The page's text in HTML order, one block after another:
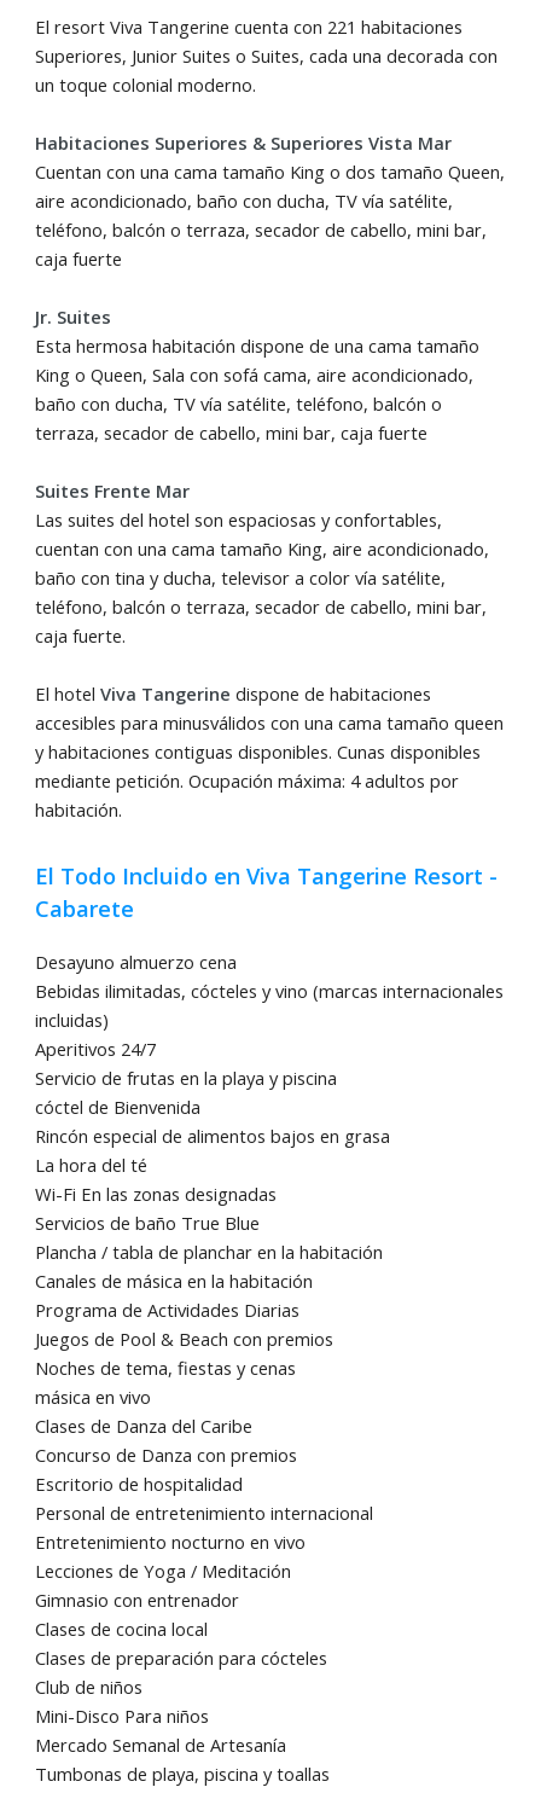
El resort Viva Tangerine cuenta con 221 habitaciones
Superiores, Junior Suites o Suites, cada una decorada con
un toque colonial moderno.
Habitaciones Superiores & Superiores Vista Mar
Cuentan con una cama tamaño King o dos tamaño Queen,
aire acondicionado, baño con ducha, TV vía satélite,
teléfono, balcón o terraza, secador de cabello, mini bar,
caja fuerte
Jr. Suites
Esta hermosa habitación dispone de una cama tamaño
King o Queen, Sala con sofá cama, aire acondicionado,
baño con ducha, TV vía satélite, teléfono, balcón o
terraza, secador de cabello, mini bar, caja fuerte
Suites Frente Mar
Las suites del hotel son espaciosas y confortables,
cuentan con una cama tamaño King, aire acondicionado,
baño con tina y ducha, televisor a color vía satélite,
teléfono, balcón o terraza, secador de cabello, mini bar,
caja fuerte.
El hotelViva Tangerine dispone de habitaciones
accesibles para minusválidos con una cama tamaño queen
y habitaciones contiguas disponibles. Cunas disponibles
mediante petición. Ocupación máxima: 4 adultos por
habitación.
El Todo Incluido en Viva Tangerine Resort -
Cabarete
Desayuno almuerzo cena
Bebidas ilimitadas, cócteles y vino (marcas internacionales
incluidas)
Aperitivos 24/7
Servicio de frutas en la playa y piscina
cóctel de Bienvenida
Rincón especial de alimentos bajos en grasa
La hora del té
Wi-Fi En las zonas designadas
Servicios de baño True Blue
Plancha / tabla de planchar en la habitación
Canales de másica en la habitación
Programa de Actividades Diarias
Juegos de Pool & Beach con premios
Noches de tema, fiestas y cenas
másica en vivo
Clases de Danza del Caribe
Concurso de Danza con premios
Escritorio de hospitalidad
Personal de entretenimiento internacional
Entretenimiento nocturno en vivo
Lecciones de Yoga / Meditación
Gimnasio con entrenador
Clases de cocina local
Clases de preparación para cócteles
Club de niños
Mini-Disco Para niños
Mercado Semanal de Artesanía
Tumbonas de playa, piscina y toallas